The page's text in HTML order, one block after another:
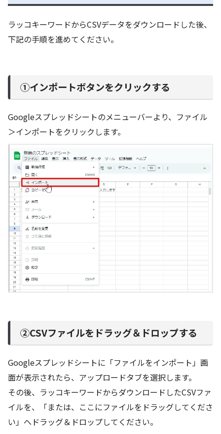
ラッコキーワードからCSVデータをダウンロードした後、
下記の手順を進めてください。
①インポートボタンをクリックする
Googleスプレッドシートのメニューバーより、ファイル
＞インポートをクリックします。
②CSVファイルをドラッグ＆ドロップする
Googleスプレッドシートに「ファイルをインポート」画
面が表示されたら、アップロードタブを選択します。
その後、ラッコキーワードからダウンロードしたCSVファ
イルを、「または、ここにファイルをドラッグしてくださ
い」へドラッグ＆ドロップしてください。